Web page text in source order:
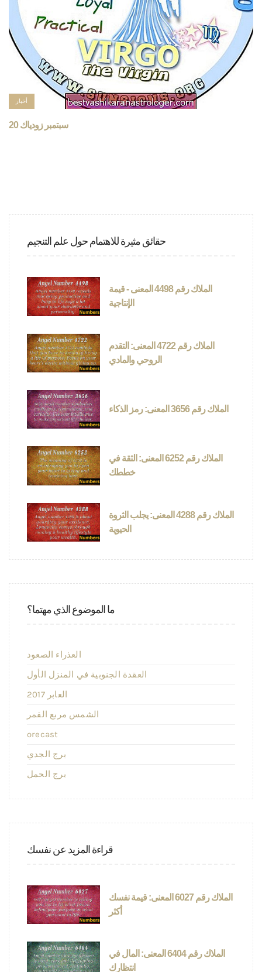
أخبار
20 سبتمبر زودياك
حقائق مثيرة للاهتمام حول علم التنجيم
الملاك رقم 4498 المعنى - قيمة
الإنتاجية
الملاك رقم 4722 المعنى: التقدم
الروحي والمادي
الملاك رقم 3656 المعنى: رمز الذكاء
الملاك رقم 6252 المعنى: الثقة في
خططك
الملاك رقم 4288 المعنى: يجلب الثروة
الحيوية
ما الموضوع الذي مهتما؟
العذراء الصعود
العقدة الجنوبية في المنزل الأول
2017 العابر
الشمس مربع القمر
orecast
برج الجدي
برج الحمل
قراءة المزيد عن نفسك
الملاك رقم 6027 المعنى: قيمة نفسك
أكثر
الملاك رقم 6404 المعنى: المال في
انتظارك